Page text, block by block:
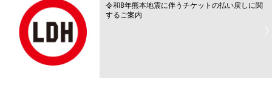
令和8年熊本地震に伴うチケットの払い戻しに関
するご案内